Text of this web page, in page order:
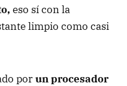
eso sí con la
limpio como casi
porun procesador